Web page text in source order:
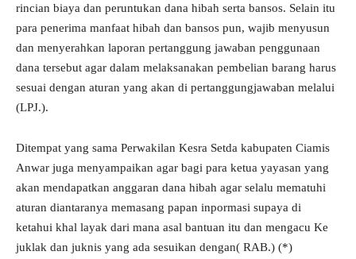
rincian biaya dan peruntukan dana hibah serta bansos. Selain itu
para penerima manfaat hibah dan bansos pun, wajib menyusun
dan menyerahkan laporan pertanggung jawaban penggunaan
dana tersebut agar dalam melaksanakan pembelian barang harus
sesuai dengan aturan yang akan di pertanggungjawaban melalui
(LPJ.).
Ditempat yang sama Perwakilan Kesra Setda kabupaten Ciamis
Anwar juga menyampaikan agar bagi para ketua yayasan yang
akan mendapatkan anggaran dana hibah agar selalu mematuhi
aturan diantaranya memasang papan inpormasi supaya di
ketahui khal layak dari mana asal bantuan itu dan mengacu Ke
juklak dan juknis yang ada sesuikan dengan( RAB.) (*)